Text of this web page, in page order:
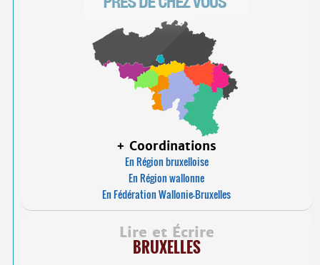
+ Coordinations
En Région bruxelloise
En Région wallonne
En Fédération Wallonie-Bruxelles
Lire et Écrire
BRUXELLES